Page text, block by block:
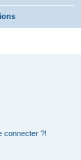
connecter ?!